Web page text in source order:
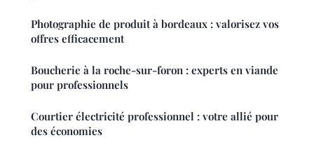
Photographie de produit à bordeaux : valorisez vos
offres efficacement
Boucherie à la roche-sur-foron : experts en viande
pour professionnels
Courtier électricité professionnel : votre allié pour
des économies